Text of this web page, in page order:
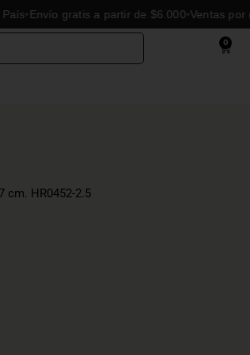
gratis a partir de $6.000 Ventas por mayor
0
Cart
cm. HR0452-2.5